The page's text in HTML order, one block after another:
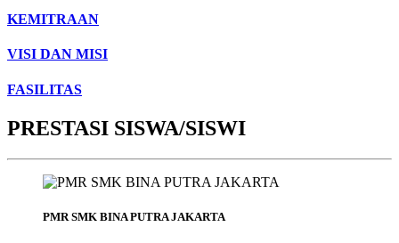
KEMITRAAN
VISI DAN MISI
FASILITAS
PRESTASI SISWA/SISWI
PMR SMK BINA PUTRA JAKARTA